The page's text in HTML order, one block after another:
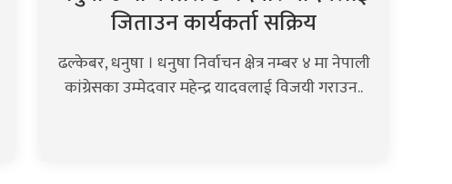
जिताउन कार्यकर्ता सक्रिय
ढल्केबर, धनुषा । धनुषा निर्वाचन क्षेत्र नम्बर ४ मा नेपाली
कांग्रेसका उम्मेदवार महेन्द्र यादवलाई विजयी गराउन..